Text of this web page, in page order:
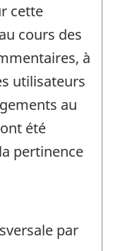
cette
cours des
à
utilisateurs
au
été
pertinence
par